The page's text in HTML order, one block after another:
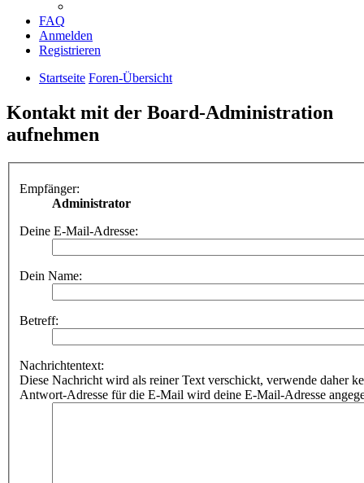
FAQ
Anmelden
Registrieren
Startseite Foren-Übersicht
Kontakt mit der Board-Administration
aufnehmen
Empfänger:
Administrator
Deine E-Mail-Adresse:
Dein Name:
Betreff:
Nachrichtentext:
Diese Nachricht wird als reiner Text verschickt, verwende daher
Antwort-Adresse für die E-Mail wird deine E-Mail-Adresse